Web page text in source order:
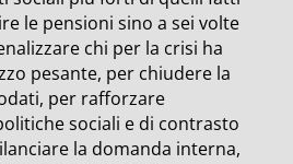
le pensioni sino a sei volte
chi per la crisi ha
pesante, per chiudere la
per rafforzare
sociali e di contrasto
la domanda interna,